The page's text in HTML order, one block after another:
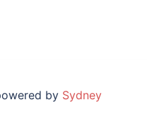
by Sydney